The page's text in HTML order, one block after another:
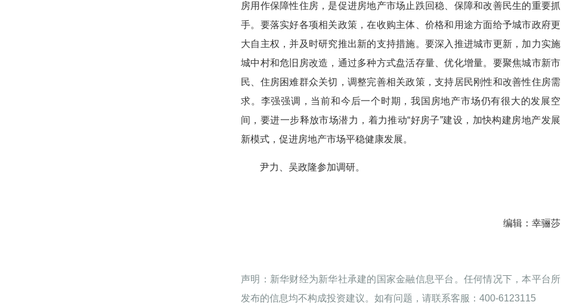
房用作保障性住房，是促进房地产市场止跌回稳、保障和改善民生的重要抓
手。要落实好各项相关政策，在收购主体、价格和用途方面给予城市政府更
大自主权，并及时研究推出新的支持措施。要深入推进城市更新，加力实施
城中村和危旧房改造，通过多种方式盘活存量、优化增量。要聚焦城市新市
民、住房困难群众关切，调整完善相关政策，支持居民刚性和改善性住房需
求。李强强调，当前和今后一个时期，我国房地产市场仍有很大的发展空
间，要进一步释放市场潜力，着力推动“好房子”建设，加快构建房地产发展
新模式，促进房地产市场平稳健康发展。
尹力、吴政隆参加调研。
编辑：幸骊莎
声明：新华财经为新华社承建的国家金融信息平台。任何情况下，本平台所
发布的信息均不构成投资建议。如有问题，请联系客服：400-6123115